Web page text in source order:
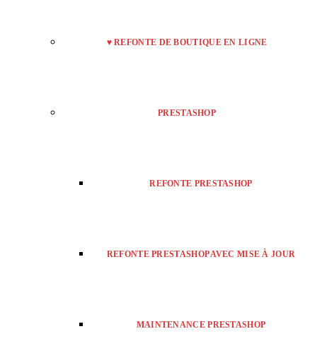
♥ REFONTE DE BOUTIQUE EN LIGNE
PRESTASHOP
REFONTE PRESTASHOP
REFONTE PRESTASHOP AVEC MISE À JOUR
MAINTENANCE PRESTASHOP